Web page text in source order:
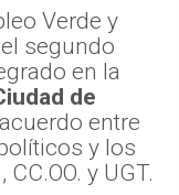
Verde y
segundo
en la
de
entre
y los
y UGT.